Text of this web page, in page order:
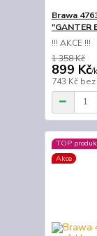
Brawa
"GANTER
!!! AKCE
1 358 Kč
899 Kč/
743 Kč bez
TOP
Akce